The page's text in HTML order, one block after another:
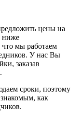
цены на
ниже
мы работаем
У нас Вы
заказав
сроки, поэтому
как